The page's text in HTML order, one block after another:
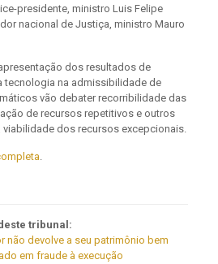
presidente, ministro Luis Felipe
nacional de Justiça, ministro Mauro
dos resultados de
tecnologia na admissibilidade de
vão debater recorribilidade das
de recursos repetitivos e outros
dos recursos excepcionais.
.
tribunal:
não devolve a seu patrimônio bem
em fraude à execução